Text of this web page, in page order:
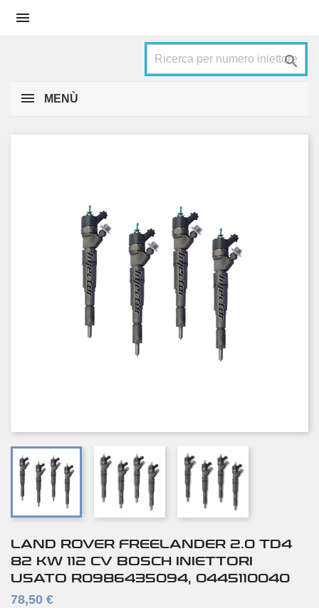


MENÙ
LAND ROVER FREELANDER 2.0 TD4
82 KW 112 CV BOSCH INIETTORI
USATO R0986435094, 0445110040
78,50 €